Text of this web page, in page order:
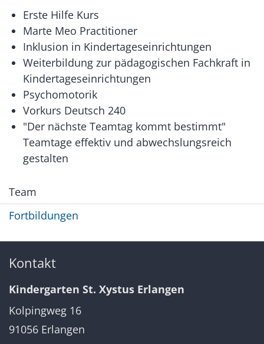
Erste Hilfe Kurs
Marte Meo Practitioner
Inklusion in Kindertageseinrichtungen
Weiterbildung zur pädagogischen Fachkraft in
Kindertageseinrichtungen
Psychomotorik
Vorkurs Deutsch 240
"Der nächste Teamtag kommt bestimmt"
Teamtage effektiv und abwechslungsreich
gestalten
Team
Fortbildungen
Kontakt
Kindergarten St. Xystus Erlangen
Kolpingweg 16
91056 Erlangen